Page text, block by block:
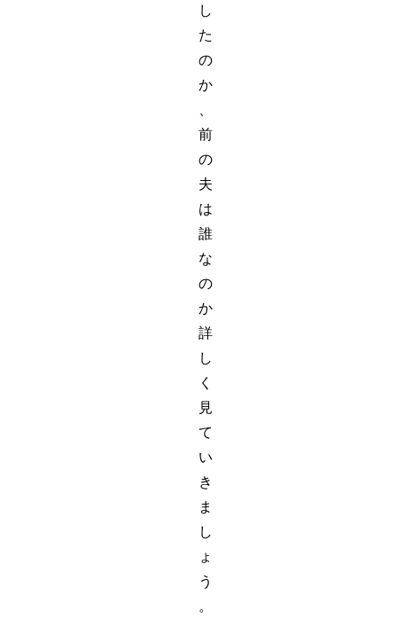
し
た
の
か
前
の
夫
は
誰
な
の
か
詳
し
く
見
て
い
き
ま
し
ょ
う
。